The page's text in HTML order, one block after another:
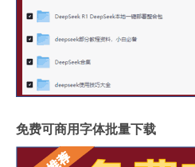
免费可商用字体批量下载